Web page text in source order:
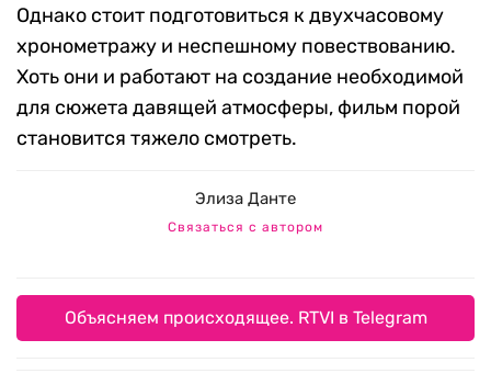
Однако стоит подготовиться к двухчасовому
хронометражу и неспешному повествованию.
Хоть они и работают на создание необходимой
для сюжета давящей атмосферы, фильм порой
становится тяжело смотреть.
Элиза Данте
Связаться с автором
Объясняем происходящее. RTVI в Telegram